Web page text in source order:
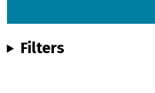
Filters